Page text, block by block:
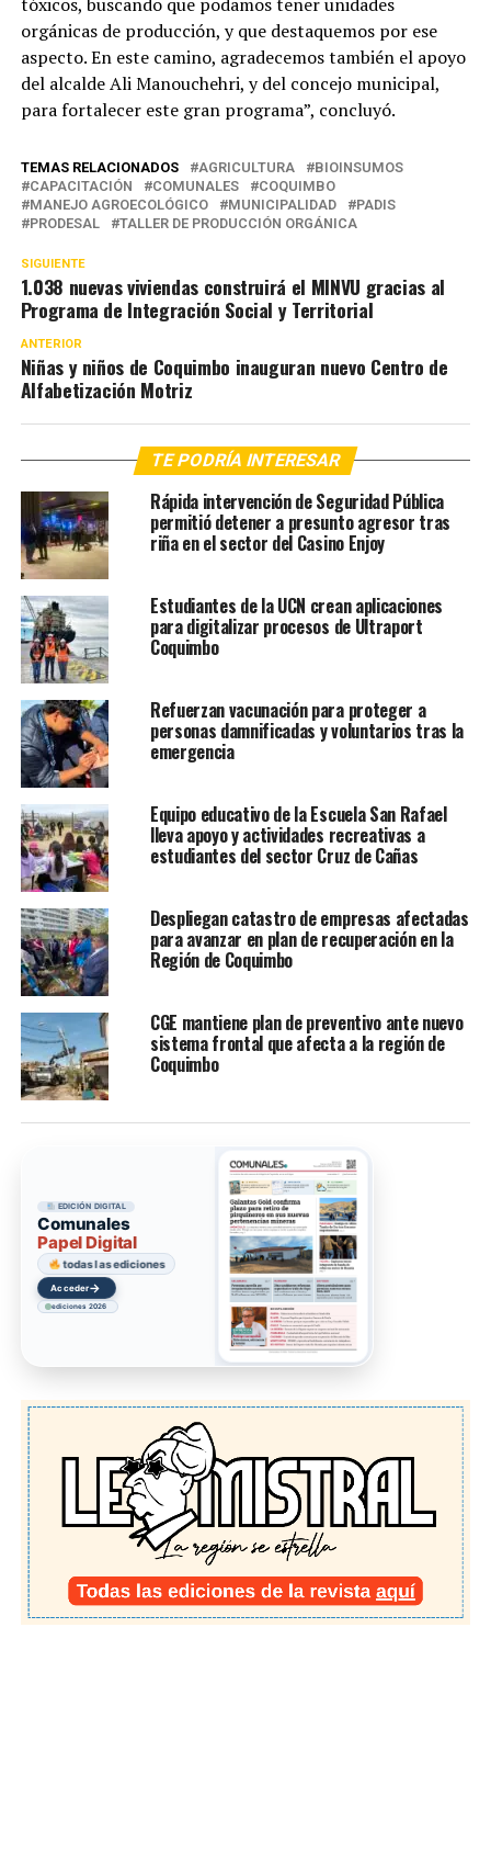
orgánicas de producción, y que destaquemos por ese
aspecto. En este camino, agradecemos también el apoyo
del alcalde Ali Manouchehri, y del concejo municipal,
para fortalecer este gran programa”, concluyó.
TEMAS RELACIONADOS AGRICULTURA
BIOINSUMOS
CAPACITACIÓN
COMUNALES
COQUIMBO
MANEJO AGROECOLÓGICO
MUNICIPALIDAD
PADIS
PRODESAL
TALLER DE PRODUCCIÓN ORGÁNICA
SIGUIENTE
1.038 nuevas viviendas construirá el MINVU gracias al
Programa de Integración Social y Territorial
ANTERIOR
Niñas y niños de Coquimbo inauguran nuevo Centro de
Alfabetización Motriz
TE PODRÍA INTERESAR
Rápida intervención de Seguridad Pública
permitió detener a presunto agresor tras
riña en el sector del Casino Enjoy
Estudiantes de la UCN crean aplicaciones
para digitalizar procesos de Ultraport
Coquimbo
Refuerzan vacunación para proteger a
personas damnificadas y voluntarios tras la
emergencia
Equipo educativo de la Escuela San Rafael
lleva apoyo y actividades recreativas a
estudiantes del sector Cruz de Cañas
Despliegan catastro de empresas afectadas
para avanzar en plan de recuperación en la
Región de Coquimbo
CGE mantiene plan de preventivo ante nuevo
sistema frontal que afecta a la región de
Coquimbo
EDICIÓN DIGITAL
Comunales
Papel Digital
todas las ediciones
Acceder→
ediciones 2026